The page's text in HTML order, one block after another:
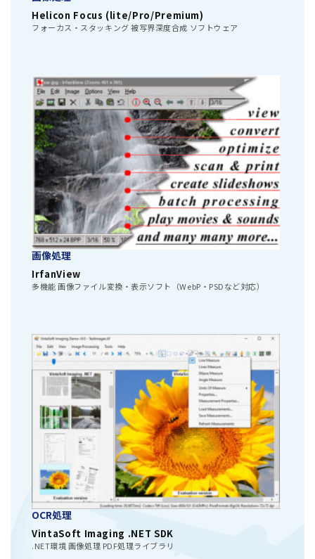
Helicon Focus (lite/Pro/Premium)
フォーカス・スタッキング 被写界深度合成 ソフトウェア
画像処理
IrfanView
多機能 画像ファイル変換・表示ソフト（WebP・PSDなど対応）
OCR処理
VintaSoft Imaging .NET SDK
.NET環境 画像処理 PDF処理ライブラリ